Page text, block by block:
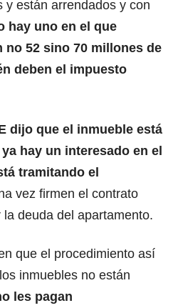
y están arrendados y con
hay uno en el que
no 52 sino 70 millones de
deben el impuesto
dijo que el inmueble está
hay un interesado en el
tramitando el
vez firmen el contrato
deuda del apartamento.
que el procedimiento así
inmuebles no están
les pagan